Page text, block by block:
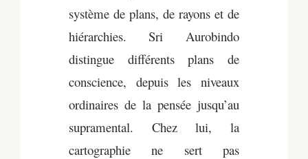
système de plans, de rayons et de
hiérarchies. Sri Aurobindo
distingue différents plans de
conscience, depuis les niveaux
ordinaires de la pensée jusqu’au
supramental. Chez lui, la
cartographie ne sert pas